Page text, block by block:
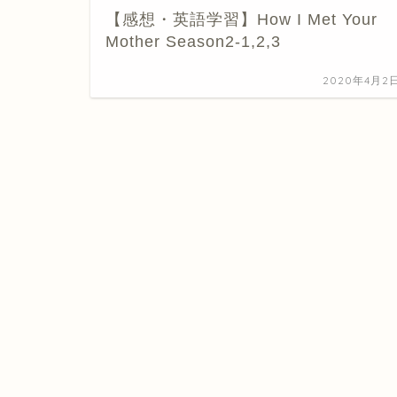
【感想・英語学習】How I Met Your
Mother Season2-1,2,3
2020年4月2